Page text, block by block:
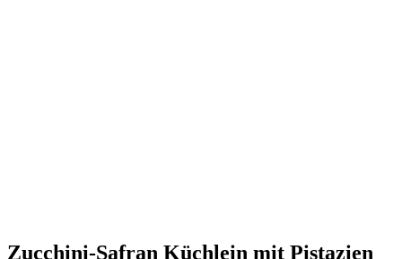
Zucchini-Safran Küchlein mit Pistazien